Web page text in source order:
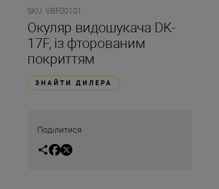
SKU: VBF00101
Окуляр видошукача DK-
17F, із фторованим
покриттям
ЗНАЙТИ ДИЛЕРА
Поділитися